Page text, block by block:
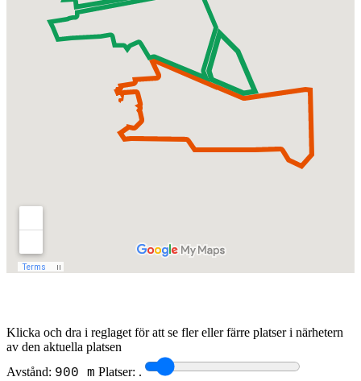
Klicka och dra i reglaget för att se fler eller färre platser i närhetern
av den aktuella platsen
Avstånd: 900 m Platser: .